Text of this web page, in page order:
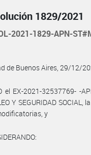
1829/2021
2021-1829-APN-
de Buenos Aires, 29/12/
el EX-2021-32537769- -
Y SEGURIDAD
y